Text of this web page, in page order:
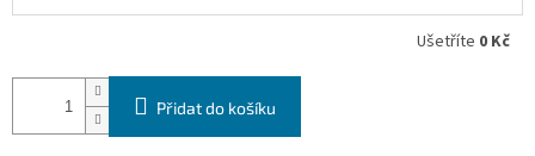
Ušetříte 0 Kč
Přidat do košíku